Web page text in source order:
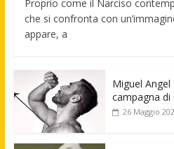
Proprio come il Narciso
che si confronta con
appare, a
Miguel Angel
campagna di
26 Maggio